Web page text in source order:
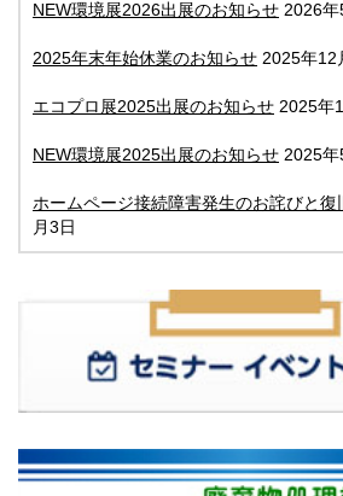
NEW環境展2026出展のお知らせ 2026年
2025年末年始休業のお知らせ 2025年12
エコプロ展2025出展のお知らせ 2025年
NEW環境展2025出展のお知らせ 2025年
ホームページ接続障害発生のお詫びと復
月3日